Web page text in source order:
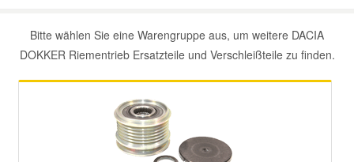
Bitte wählen Sie eine Warengruppe aus, um weitere DACIA
DOKKER Riementrieb Ersatzteile und Verschleißteile zu finden.
Mercedes Ersatzteile
Mini Ersatzteile
Mitsubishi Ersatzteile